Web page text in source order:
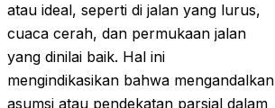
atau ideal, seperti di jalan yang lurus,
cuaca cerah, dan permukaan jalan
yang dinilai baik. Hal ini
mengindikasikan bahwa mengandalkan
asumsi atau pendekatan parsial dalam